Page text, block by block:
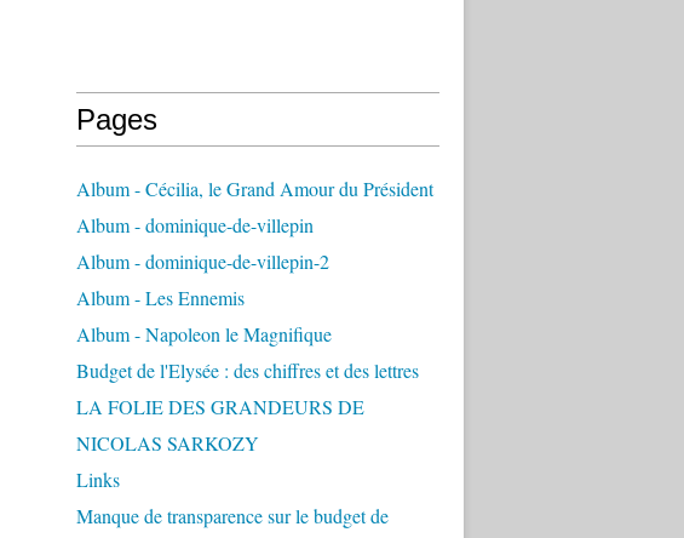
Pages
Album - Cécilia, le Grand Amour du Président
Album - dominique-de-villepin
Album - dominique-de-villepin-2
Album - Les Ennemis
Album - Napoleon le Magnifique
Budget de l'Elysée : des chiffres et des lettres
LA FOLIE DES GRANDEURS DE
NICOLAS SARKOZY
Links
Manque de transparence sur le budget de